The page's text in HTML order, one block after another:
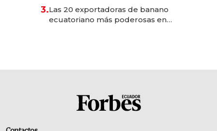
3.Las 20 exportadoras de banano
ecuatoriano más poderosas en